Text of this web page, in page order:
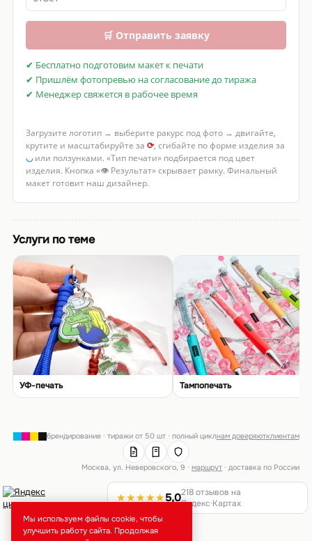
🛒 Отправить заявку
✔ Бесплатно подготовим макет к печати
✔ Пришлём фотопревью на согласование до тиража
✔ Менеджер свяжется в рабочее время
Загрузите логотип → выберите ракурс под фото → двигайте,
крутите и масштабируйте за ⟳, сгибайте по форме изделия за
◡или ползунками. «Тип печати» подбирается под цвет
изделия. Кнопка «👁 Результат» скрывает рамку. Финальный
макет готовит наш дизайнер.
Услуги по теме
УФ-печать Тампопечать
брендирование · тиражи от 50 шт · полный циклнам доверяютклиентам
Москва, ул. Неверовского, 9 ·маршрут · доставка по России
★★★★★5,0218 отзывов на
Яндекс·Картах
Мы используем файлы cookie, чтобы
улучшить работу сайта. Продолжая